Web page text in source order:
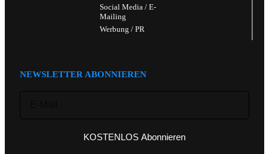
Social Media / E-
Mailing
Werbung / PR
NEWSLETTER ABONNIEREN
KOSTENLOS Abonnieren